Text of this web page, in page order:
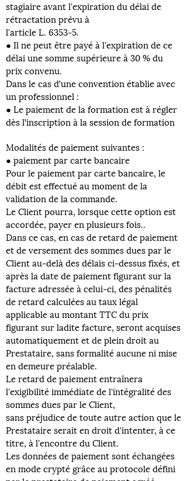
stagiaire avant l'expiration du délai de
rétractation prévu à
l'article L. 6353-5.
● Il ne peut être payé à l'expiration de ce
délai une somme supérieure à 30 % du
prix convenu.
Dans le cas d’une convention établie avec
un professionnel :
● Le paiement de la formation est à régler
dès l’inscription à la session de formation
Modalités de paiement suivantes :
● paiement par carte bancaire
Pour le paiement par carte bancaire, le
débit est effectué au moment de la
validation de la commande.
Le Client pourra, lorsque cette option est
accordée, payer en plusieurs fois..
Dans ce cas, en cas de retard de paiement
et de versement des sommes dues par le
Client au-delà des délais ci-dessus fixés, et
après la date de paiement figurant sur la
facture adressée à celui-ci, des pénalités
de retard calculées au taux légal
applicable au montant TTC du prix
figurant sur ladite facture, seront acquises
automatiquement et de plein droit au
Prestataire, sans formalité aucune ni mise
en demeure préalable.
Le retard de paiement entraînera
l'exigibilité immédiate de l'intégralité des
sommes dues par le Client,
sans préjudice de toute autre action que le
Prestataire serait en droit d'intenter, à ce
titre, à l'encontre du Client.
Les données de paiement sont échangées
en mode crypté grâce au protocole défini